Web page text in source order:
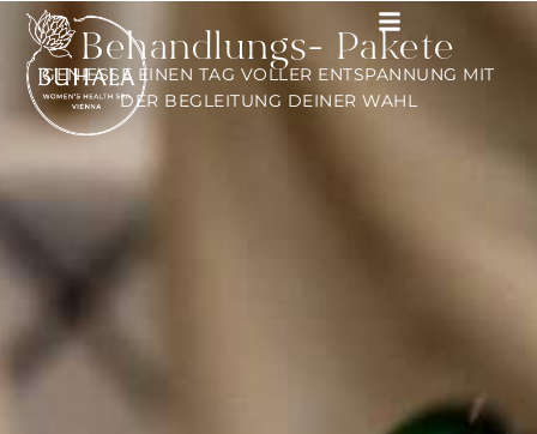
Behandlungs- Pakete
GENIESSE EINEN TAG VOLLER ENTSPANNUNG MIT
DER BEGLEITUNG DEINER WAHL